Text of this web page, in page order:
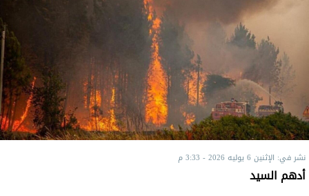
نشر في: الإثنين 6 يوليه 2026 - 3:33 م
أدهم السيد